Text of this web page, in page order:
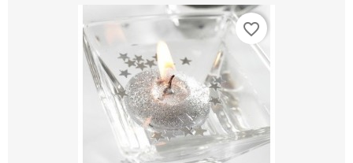
favorite_border